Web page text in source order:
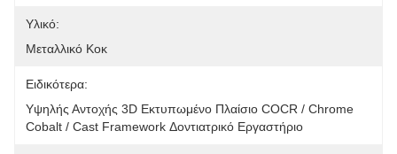
Υλικό:
Μεταλλικό Κοκ
Ειδικότερα:
Υψηλής Αντοχής 3D Εκτυπωμένο Πλαίσιο COCR / Chrome
Cobalt / Cast Framework Δοντιατρικό Εργαστήριο